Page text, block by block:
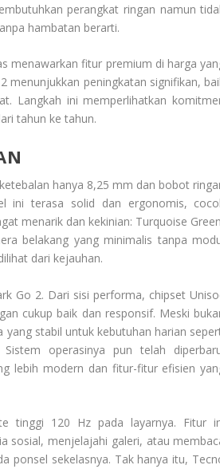
perangkat ringan namun
hambatan berarti.
menawarkan fitur premium di harga
menunjukkan peningkatan signifikan,
Langkah ini memperlihatkan
tahun ke tahun.
hanya 8,25 mm dan bobot
ini terasa solid dan ergonomis,
menarik dan kekinian: Turquoise
belakang yang minimalis tanpa
dari kejauhan.
Go 2. Dari sisi performa, chipset
cukup baik dan responsif. Meski
stabil untuk kebutuhan harian
operasinya pun telah
lebih modern dan fitur-fitur efisien
tinggi 120 Hz pada layarnya. Fitur
sosial, menjelajahi galeri, atau
ponsel sekelasnya. Tak hanya itu,